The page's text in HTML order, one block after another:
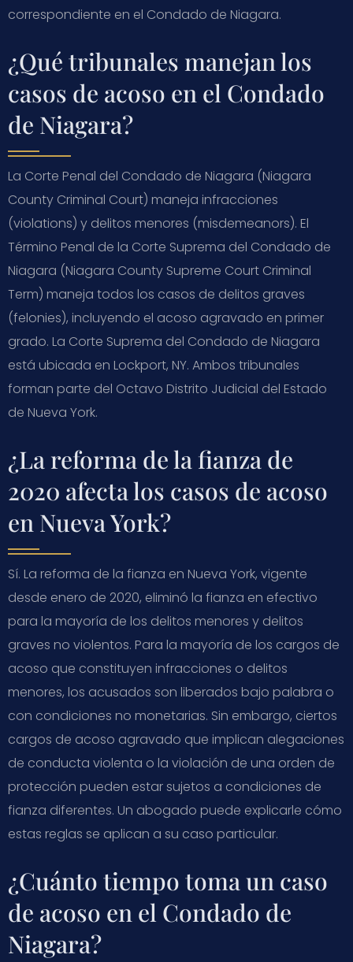
correspondiente en el Condado de Niagara.
¿Qué tribunales manejan los
casos de acoso en el Condado
de Niagara?
La Corte Penal del Condado de Niagara (Niagara
County Criminal Court) maneja infracciones
(violations) y delitos menores (misdemeanors). El
Término Penal de la Corte Suprema del Condado de
Niagara (Niagara County Supreme Court Criminal
Term) maneja todos los casos de delitos graves
(felonies), incluyendo el acoso agravado en primer
grado. La Corte Suprema del Condado de Niagara
está ubicada en Lockport, NY. Ambos tribunales
forman parte del Octavo Distrito Judicial del Estado
de Nueva York.
¿La reforma de la fianza de
2020 afecta los casos de acoso
en Nueva York?
Sí. La reforma de la fianza en Nueva York, vigente
desde enero de 2020, eliminó la fianza en efectivo
para la mayoría de los delitos menores y delitos
graves no violentos. Para la mayoría de los cargos de
acoso que constituyen infracciones o delitos
menores, los acusados son liberados bajo palabra o
con condiciones no monetarias. Sin embargo, ciertos
cargos de acoso agravado que implican alegaciones
de conducta violenta o la violación de una orden de
protección pueden estar sujetos a condiciones de
fianza diferentes. Un abogado puede explicarle cómo
estas reglas se aplican a su caso particular.
¿Cuánto tiempo toma un caso
de acoso en el Condado de
Niagara?